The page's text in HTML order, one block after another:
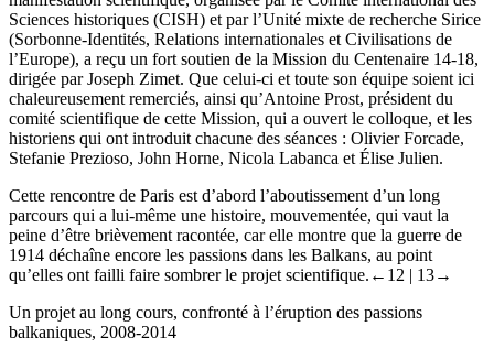
Sciences historiques (CISH) et par l’Unité mixte de recherche Sirice
(Sorbonne-Identités, Relations internationales et Civilisations de
l’Europe), a reçu un fort soutien de la Mission du Centenaire 14-18,
dirigée par Joseph Zimet. Que celui-ci et toute son équipe soient ici
chaleureusement remerciés, ainsi qu’Antoine Prost, président du
comité scientifique de cette Mission, qui a ouvert le colloque, et les
historiens qui ont introduit chacune des séances : Olivier Forcade,
Stefanie Prezioso, John Horne, Nicola Labanca et Élise Julien.
Cette rencontre de Paris est d’abord l’aboutissement d’un long
parcours qui a lui-même une histoire, mouvementée, qui vaut la
peine d’être brièvement racontée, car elle montre que la guerre de
1914 déchaîne encore les passions dans les Balkans, au point
qu’elles ont failli faire sombrer le projet scientifique. ←12 | 13→
Un projet au long cours, confronté à l’éruption des passions
balkaniques, 2008-2014